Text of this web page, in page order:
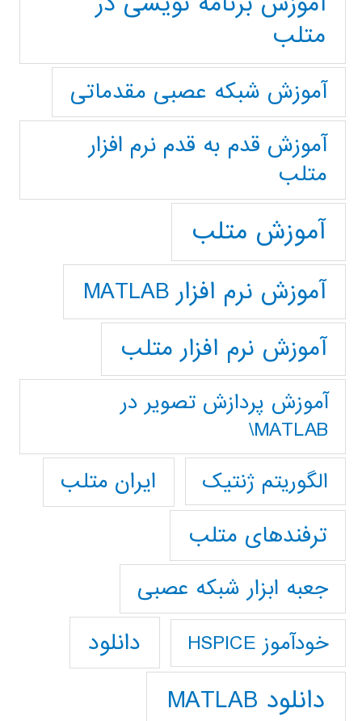
متلب
آموزش شبکه عصبی مقدماتی
آموزش قدم به قدم نرم افزار
متلب
آموزش متلب
آموزش نرم افزار MATLAB
آموزش نرم افزار متلب
آموزش پردازش تصوير در
MATLAB\
الگوریتم ژنتیک
ایران متلب
ترفندهای متلب
جعبه ابزار شبکه عصبی
خودآموز HSPICE دانلود
دانلود MATLAB